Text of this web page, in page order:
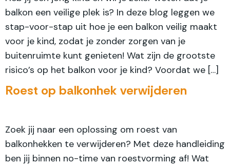
balkon een veilige plek is? In deze blog leggen we
stap-voor-stap uit hoe je een balkon veilig maakt
voor je kind, zodat je zonder zorgen van je
buitenruimte kunt genieten! Wat zijn de grootste
risico’s op het balkon voor je kind? Voordat we […]
Roest op balkonhek verwijderen
Zoek jij naar een oplossing om roest van
balkonhekken te verwijderen? Met deze handleiding
ben jij binnen no-time van roestvorming af! Wat